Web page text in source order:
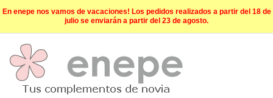
En enepe nos vamos de vacaciones! Los pedidos realizados a partir del 18 de
julio se enviarán a partir del 23 de agosto.